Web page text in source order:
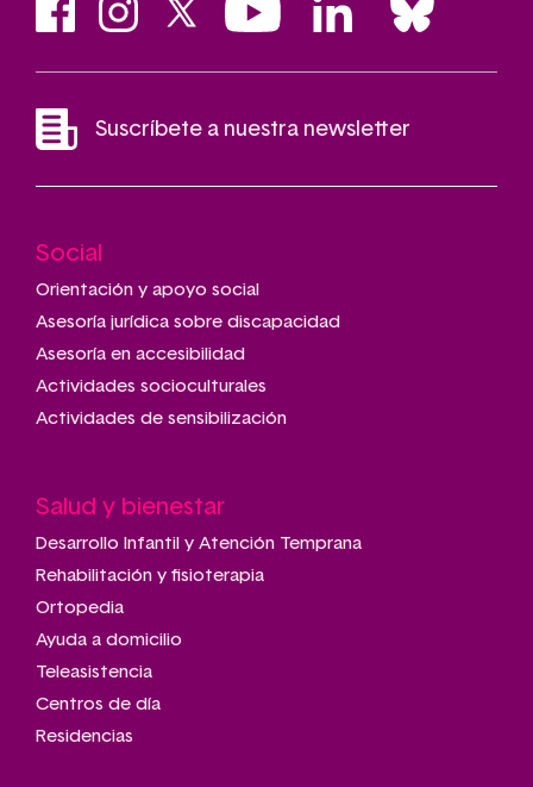
Suscríbete a nuestra newsletter
Main
navigation
Social
Orientación y apoyo social
Asesoría jurídica sobre discapacidad
Asesoría en accesibilidad
Actividades socioculturales
Actividades de sensibilización
Salud y bienestar
Desarrollo Infantil y Atención Temprana
Rehabilitación y fisioterapia
Ortopedia
Ayuda a domicilio
Teleasistencia
Centros de día
Residencias